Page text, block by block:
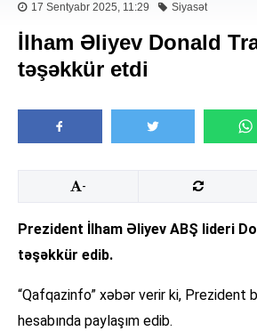
17 Sentyabr 2025, 11:29 Siyasət
İlham Əliyev Donald
təşəkkür etdi
-
Prezident İlham Əliyev ABŞ lideri
təşəkkür edib.
“Qafqazinfo” xəbər verir ki, Prezident
hesabında paylaşım edib.